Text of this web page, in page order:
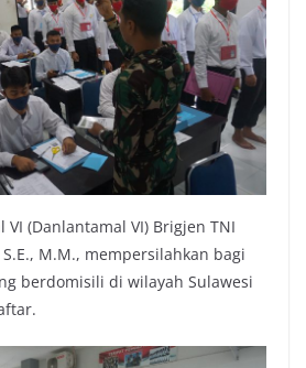
VI (Danlantamal VI) Brigjen TNI
M.M., mempersilahkan bagi
berdomisili di wilayah Sulawesi